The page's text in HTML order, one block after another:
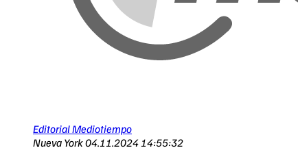
Editorial Mediotiempo
Nueva York04.11.2024 14:55:32